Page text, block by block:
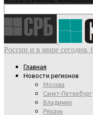
России и в мире сегодня.
Главная
Новости регионов
Москва
Санкт-Петербург
Владимир
Рязань